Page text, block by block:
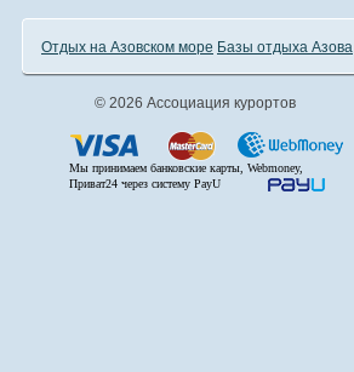
Отдых на Азовском море Базы отдыха Азова
© 2026 Ассоциация курортов
Мы принимаем банковские карты, Webmoney,
Приват24 через систему PayU